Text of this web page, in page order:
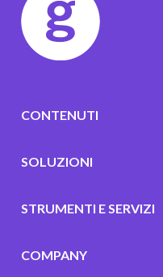
CONTENUTI
SOLUZIONI
STRUMENTI E SERVIZI
COMPANY